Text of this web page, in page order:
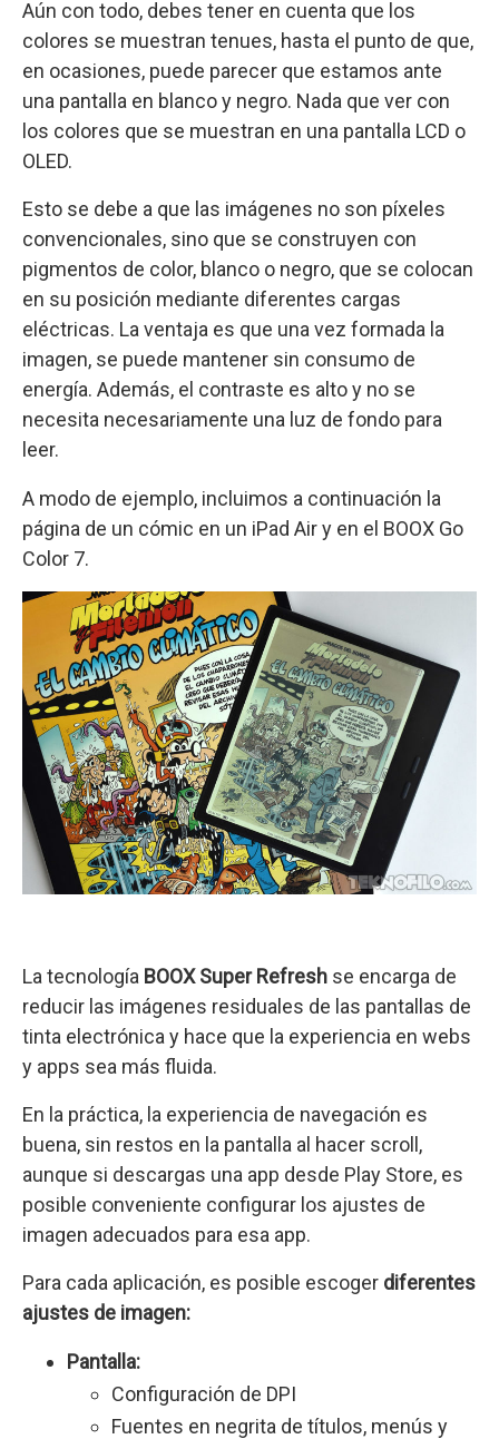
Aún con todo, debes tener en cuenta que los
colores se muestran tenues, hasta el punto de que,
en ocasiones, puede parecer que estamos ante
una pantalla en blanco y negro. Nada que ver con
los colores que se muestran en una pantalla LCD o
OLED.
Esto se debe a que las imágenes no son píxeles
convencionales, sino que se construyen con
pigmentos de color, blanco o negro, que se colocan
en su posición mediante diferentes cargas
eléctricas. La ventaja es que una vez formada la
imagen, se puede mantener sin consumo de
energía. Además, el contraste es alto y no se
necesita necesariamente una luz de fondo para
leer.
A modo de ejemplo, incluimos a continuación la
página de un cómic en un iPad Air y en el BOOX Go
Color 7.
La tecnología BOOX Super Refresh se encarga de
reducir las imágenes residuales de las pantallas de
tinta electrónica y hace que la experiencia en webs
y apps sea más fluida.
En la práctica, la experiencia de navegación es
buena, sin restos en la pantalla al hacer scroll,
aunque si descargas una app desde Play Store, es
posible conveniente configurar los ajustes de
imagen adecuados para esa app.
Para cada aplicación, es posible escoger diferentes
ajustes de imagen:
Pantalla:
Configuración de DPI
Fuentes en negrita de títulos, menús y